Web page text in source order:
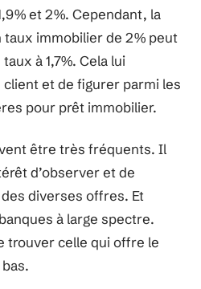
et 2%. Cependant, la
taux immobilier de 2% peut
à 1,7%. Cela lui
et de figurer parmi les
pour prêt immobilier.
être très fréquents. Il
d’observer et de
diverses offres. Et
à large spectre.
trouver celle qui offre le